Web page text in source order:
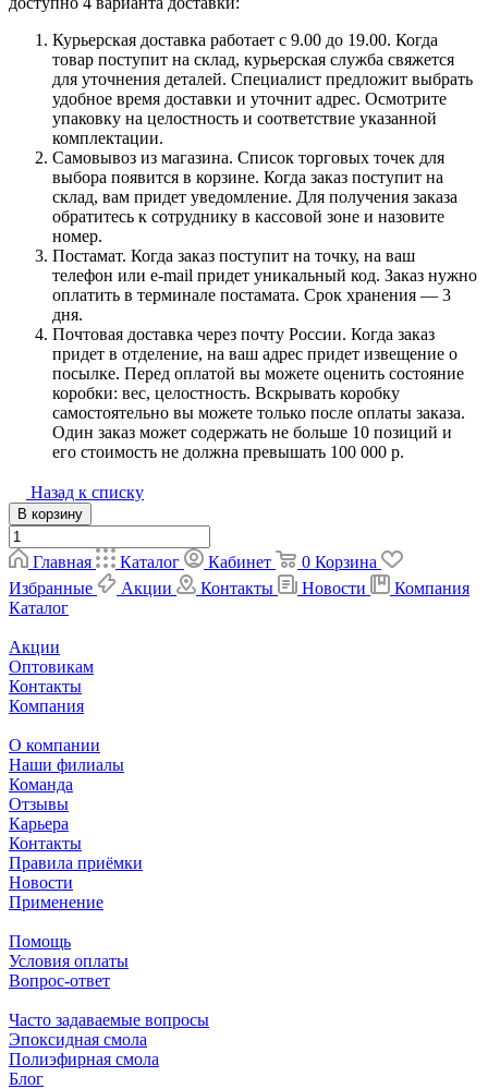
Курьерская доставка работает с 9.00 до 19.00. Когда
товар поступит на склад, курьерская служба свяжется
для уточнения деталей. Специалист предложит выбрать
удобное время доставки и уточнит адрес. Осмотрите
упаковку на целостность и соответствие указанной
комплектации.
Самовывоз из магазина. Список торговых точек для
выбора появится в корзине. Когда заказ поступит на
склад, вам придет уведомление. Для получения заказа
обратитесь к сотруднику в кассовой зоне и назовите
номер.
Постамат. Когда заказ поступит на точку, на ваш
телефон или e-mail придет уникальный код. Заказ нужно
оплатить в терминале постамата. Срок хранения — 3
дня.
Почтовая доставка через почту России. Когда заказ
придет в отделение, на ваш адрес придет извещение о
посылке. Перед оплатой вы можете оценить состояние
коробки: вес, целостность. Вскрывать коробку
самостоятельно вы можете только после оплаты заказа.
Один заказ может содержать не больше 10 позиций и
его стоимость не должна превышать 100 000 р.
Назад к списку
В корзину
Главная Каталог Кабинет 0 Корзина
Избранные
Акции Контакты Новости
Компания
Каталог
Акции
Оптовикам
Контакты
Компания
О компании
Наши филиалы
Команда
Отзывы
Карьера
Контакты
Правила приёмки
Новости
Применение
Помощь
Условия оплаты
Вопрос-ответ
Часто задаваемые вопросы
Эпоксидная смола
Полиэфирная смола
Блог